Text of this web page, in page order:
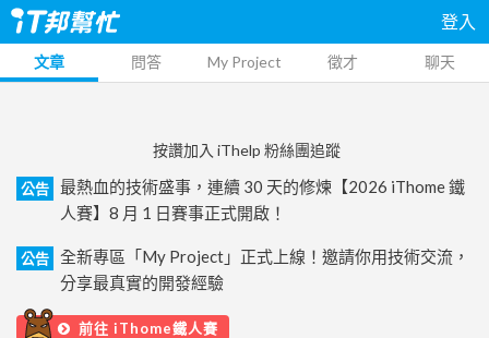
登入
文章 問答 My Project 徵才 聊天
按讚加入 iThelp 粉絲團追蹤
公告
最熱血的技術盛事，連續 30 天的修煉【2026 iThome 鐵
人賽】8 月 1 日賽事正式開啟！
公告
全新專區「My Project」正式上線！邀請你用技術交流，
分享最真實的開發經驗
前往 iThome鐵人賽